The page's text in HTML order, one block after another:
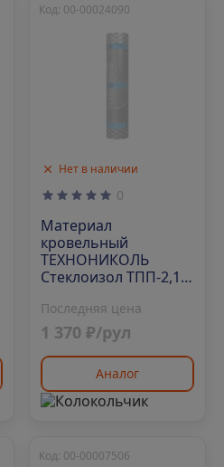
Нет в наличии
Код: 00-00024090
0
Материал
кровельный
ТЕХНОНИКОЛЬ
Стеклоизол ТПП-2,1,
Последняя цена
1 370 ₽/рул
Аналог
Код: 00-00007506